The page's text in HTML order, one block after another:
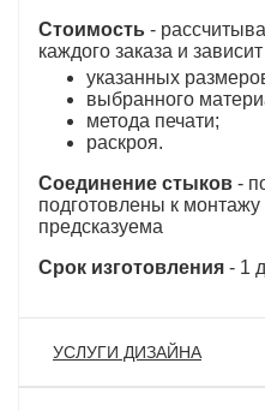
Стоимость -
каждого заказа и зависит
указанных
выбранного
метода печати;
раскроя.
Соединение стыков -
подготовлены к
предсказуема
Срок изготовления - 1
УСЛУГИ ДИЗАЙНА